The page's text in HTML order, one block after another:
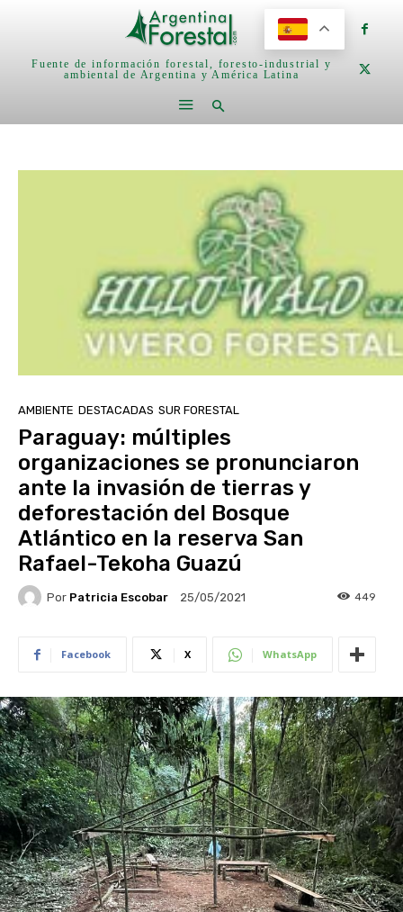
Fuente de información forestal, foresto-industrial y
ambiental de Argentina y América Latina
AMBIENTE DESTACADAS SUR FORESTAL
Paraguay: múltiples
organizaciones se pronunciaron
ante la invasión de tierras y
deforestación del Bosque
Atlántico en la reserva San
Rafael-Tekoha Guazú
Por Patricia Escobar 25/05/2021 449
Facebook X WhatsApp